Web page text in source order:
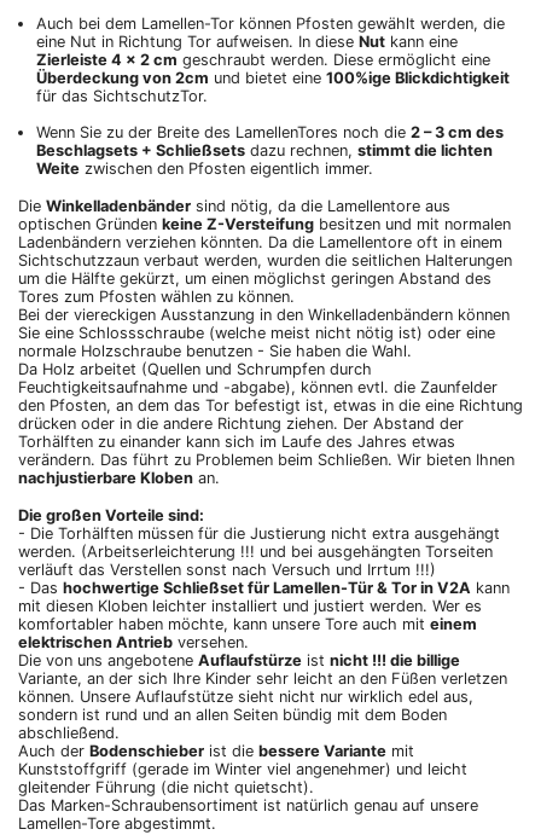
Auch bei dem Lamellen-Tor können Pfosten gewählt werden, die
eine Nut in Richtung Tor aufweisen. In diese Nut kann eine
Zierleiste 4 x 2 cm geschraubt werden. Diese ermöglicht eine
Überdeckung von 2cm und bietet eine 100%ige Blickdichtigkeit
für das SichtschutzTor.
Wenn Sie zu der Breite des LamellenTores noch die 2 – 3 cm des
Beschlagsets + Schließsets dazu rechnen, stimmt die lichten
Weite zwischen den Pfosten eigentlich immer.
Die Winkelladenbänder sind nötig, da die Lamellentore aus
optischen Gründen keine Z-Versteifung besitzen und mit normalen
Ladenbändern verziehen könnten. Da die Lamellentore oft in einem
Sichtschutzzaun verbaut werden, wurden die seitlichen Halterungen
um die Hälfte gekürzt, um einen möglichst geringen Abstand des
Tores zum Pfosten wählen zu können.
Bei der viereckigen Ausstanzung in den Winkelladenbändern können
Sie eine Schlossschraube (welche meist nicht nötig ist) oder eine
normale Holzschraube benutzen - Sie haben die Wahl.
Da Holz arbeitet (Quellen und Schrumpfen durch
Feuchtigkeitsaufnahme und -abgabe), können evtl. die Zaunfelder
den Pfosten, an dem das Tor befestigt ist, etwas in die eine Richtung
drücken oder in die andere Richtung ziehen. Der Abstand der
Torhälften zu einander kann sich im Laufe des Jahres etwas
verändern. Das führt zu Problemen beim Schließen. Wir bieten Ihnen
nachjustierbare Kloben an.
Die großen Vorteile sind:
- Die Torhälften müssen für die Justierung nicht extra ausgehängt
werden. (Arbeitserleichterung !!! und bei ausgehängten Torseiten
verläuft das Verstellen sonst nach Versuch und Irrtum !!!)
- Das hochwertige Schließset für Lamellen-Tür & Tor in V2A kann
mit diesen Kloben leichter installiert und justiert werden. Wer es
komfortabler haben möchte, kann unsere Tore auch mit einem
elektrischen Antrieb versehen.
Die von uns angebotene Auflaufstürze ist nicht !!! die billige
Variante, an der sich Ihre Kinder sehr leicht an den Füßen verletzen
können. Unsere Auflaufstütze sieht nicht nur wirklich edel aus,
sondern ist rund und an allen Seiten bündig mit dem Boden
abschließend.
Auch der Bodenschieber ist die bessere Variante mit
Kunststoffgriff (gerade im Winter viel angenehmer) und leicht
gleitender Führung (die nicht quietscht).
Das Marken-Schraubensortiment ist natürlich genau auf unsere
Lamellen-Tore abgestimmt.